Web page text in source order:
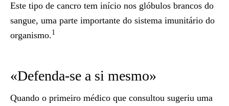
Este tipo de cancro tem início nos glóbulos brancos do
sangue, uma parte importante do sistema imunitário do
organismo.1
«Defenda-se a si mesmo»
Quando o primeiro médico que consultou sugeriu uma